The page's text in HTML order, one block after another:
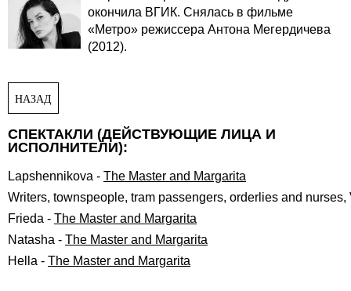
НАЗАД
окончила ВГИК. Снялась в фильме
«Метро» режиссера Антона Мегердичева
(2012).
СПЕКТАКЛИ (ДЕЙСТВУЮЩИЕ ЛИЦА И
ИСПОЛНИТЕЛИ):
Lapshennikova - The Master and Margarita
Writers, townspeople, tram passengers, orderlies and
Frieda - The Master and Margarita
Natasha - The Master and Margarita
Hella - The Master and Margarita